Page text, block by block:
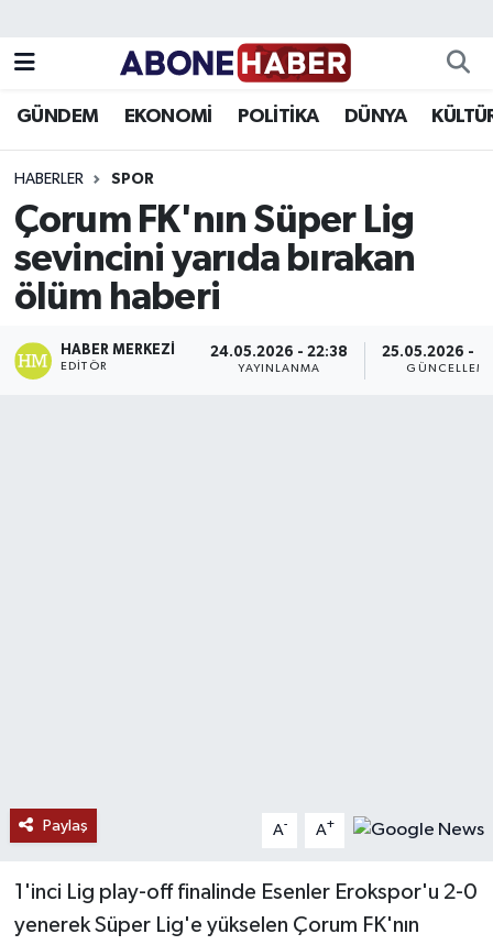
GÜNDEM EKONOMİ POLİTİKA DÜNYA
HABERLER SPOR
Çorum FK'nın Süper Lig
sevincini yarıda bırakan
ölüm haberi
HABER MERKEZI
EDITÖR
24.05.2026 - 22:38
YAYINLANMA
25.05.2026 -
Paylaş A- A+
1'inci Lig play-off finalinde Esenler Erokspor'u 2-0
yenerek Süper Lig'e yükselen Çorum FK'nın
Asayiş
Bilim ve Teknoloji
Çevre
Magazin
Sağlık
Süper Lig Puan Durumu ve Fikstür
Tüm Manşetler
Son Dakika Haberleri